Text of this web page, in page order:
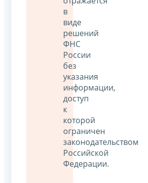
в
виде
решений
ФНС
России
без
указания
информации,
доступ
к
которой
ограничен
законодательством
Российской
Федерации.